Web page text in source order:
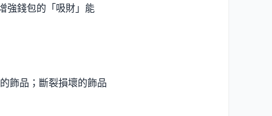
強錢包的「吸財」能
飾品；斷裂損壞的飾品